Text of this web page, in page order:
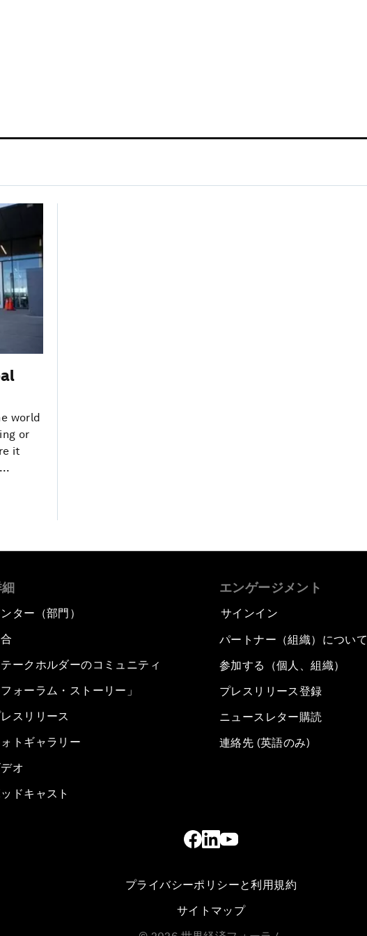
world
or
it
ター（部門）
ークホルダーのコミュニティ
フォーラム・ストーリー」
スリリース
トギャラリー
オ
ドキャスト
エンゲージメント
サインイン
パートナー（組織）について
参加する（個人、組織）
プレスリリース登録
ニュースレター購読
連絡先 (英語のみ)
プライバシーポリシーと利用規約
サイトマップ